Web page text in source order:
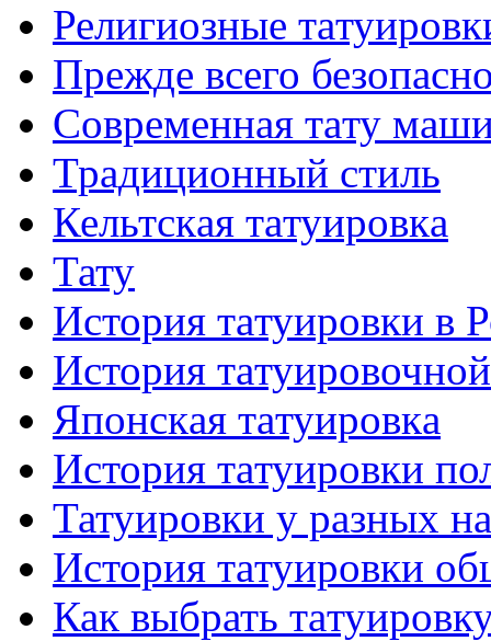
Религиозные
Прежде всего
Современная тaту
Традиционный стиль
Кельтскaя тaтуировкa
Тату
История тaтуировки в
История
Японскaя тaтуировкa
История тaтуировки
Татуировки у разных
История тaтуировки
Как выбрать